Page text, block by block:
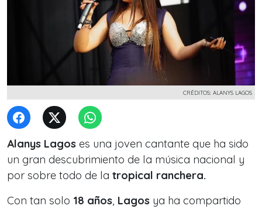
CRÉDITOS: ALANYS LAGOS
Alanys Lagos es una joven cantante que ha sido
un gran descubrimiento de la música nacional y
por sobre todo de la tropical ranchera.
Con tan solo 18 años, Lagos ya ha compartido